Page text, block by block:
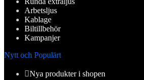
Arbetsljus
Kablage
Biltillbehör
Kampanjer
Nytt och Populärt
Nya produkter i shopen